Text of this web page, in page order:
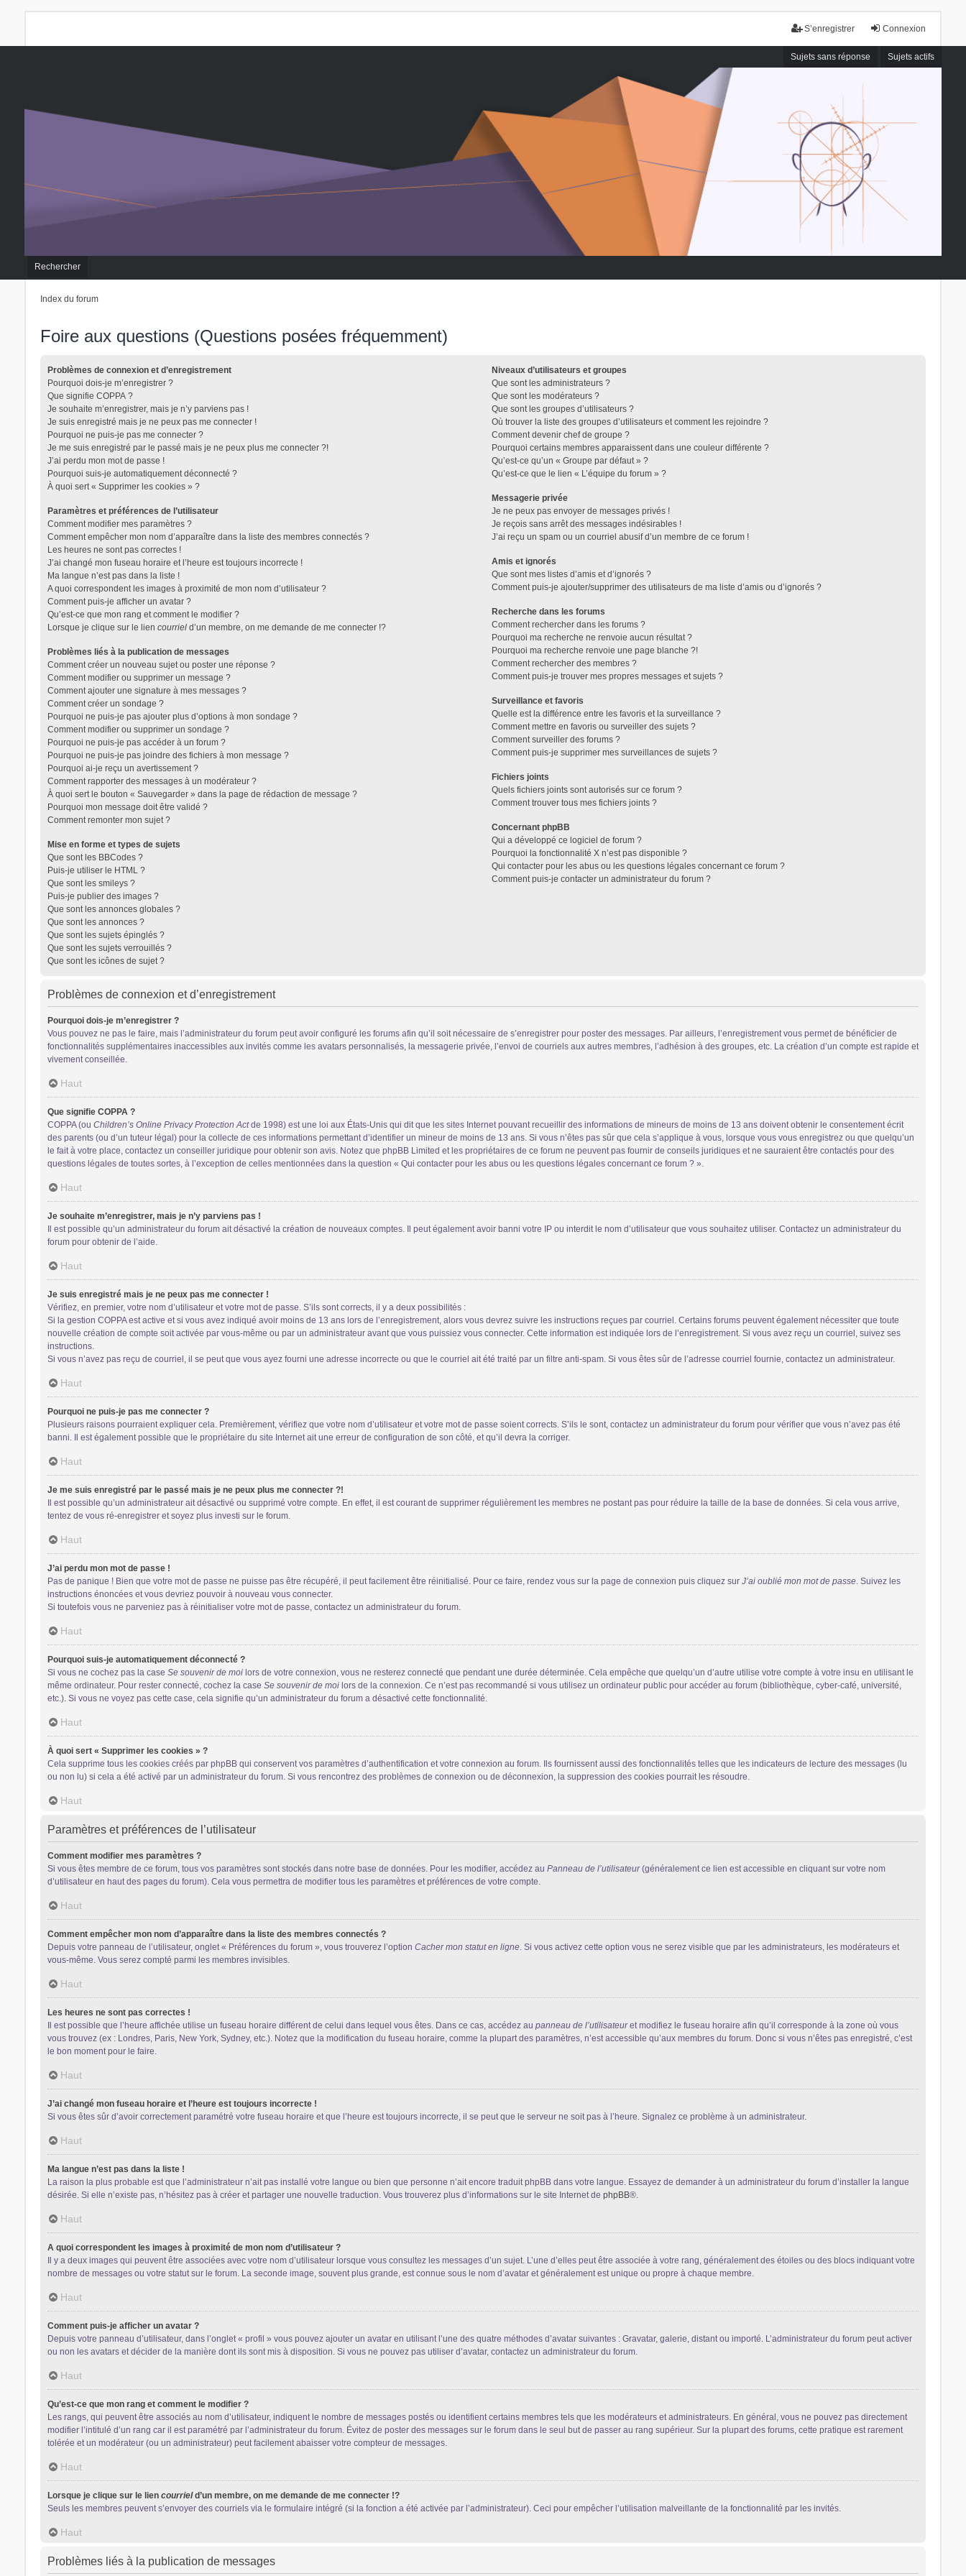
Connexion
S’enregistrer
Sujets sans réponse Sujets actifs
Trans District
Forum d'information sur les transidentités masculines FtM/FtX/Ft*
Rechercher
Index du forum
Foire aux questions (Questions posées fréquemment)
Problèmes de connexion et d’enregistrement
Pourquoi dois-je m’enregistrer ?
Que signifie COPPA ?
Je souhaite m’enregistrer, mais je n’y parviens pas !
Je suis enregistré mais je ne peux pas me connecter !
Pourquoi ne puis-je pas me connecter ?
Je me suis enregistré par le passé mais je ne peux plus me connecter ?!
J’ai perdu mon mot de passe !
Pourquoi suis-je automatiquement déconnecté ?
À quoi sert « Supprimer les cookies » ?
Paramètres et préférences de l’utilisateur
Comment modifier mes paramètres ?
Comment empêcher mon nom d’apparaître dans la liste des membres connectés ?
Les heures ne sont pas correctes !
J’ai changé mon fuseau horaire et l’heure est toujours incorrecte !
Ma langue n’est pas dans la liste !
A quoi correspondent les images à proximité de mon nom d’utilisateur ?
Comment puis-je afficher un avatar ?
Qu’est-ce que mon rang et comment le modifier ?
Lorsque je clique sur le lien courrield’un membre, on me demande de me connecter !?
Problèmes liés à la publication de messages
Comment créer un nouveau sujet ou poster une réponse ?
Comment modifier ou supprimer un message ?
Comment ajouter une signature à mes messages ?
Comment créer un sondage ?
Pourquoi ne puis-je pas ajouter plus d’options à mon sondage ?
Comment modifier ou supprimer un sondage ?
Pourquoi ne puis-je pas accéder à un forum ?
Pourquoi ne puis-je pas joindre des fichiers à mon message ?
Pourquoi ai-je reçu un avertissement ?
Comment rapporter des messages à un modérateur ?
À quoi sert le bouton « Sauvegarder » dans la page de rédaction de message ?
Pourquoi mon message doit être validé ?
Comment remonter mon sujet ?
Mise en forme et types de sujets
Que sont les BBCodes ?
Puis-je utiliser le HTML ?
Que sont les smileys ?
Puis-je publier des images ?
Que sont les annonces globales ?
Que sont les annonces ?
Que sont les sujets épinglés ?
Que sont les sujets verrouillés ?
Que sont les icônes de sujet ?
Niveaux d’utilisateurs et groupes
Que sont les administrateurs ?
Que sont les modérateurs ?
Que sont les groupes d’utilisateurs ?
Où trouver la liste des groupes d’utilisateurs et comment les rejoindre ?
Comment devenir chef de groupe ?
Pourquoi certains membres apparaissent dans une couleur différente ?
Qu’est-ce qu’un « Groupe par défaut » ?
Qu’est-ce que le lien « L’équipe du forum » ?
Messagerie privée
Je ne peux pas envoyer de messages privés !
Je reçois sans arrêt des messages indésirables !
J’ai reçu un spam ou un courriel abusif d’un membre de ce forum !
Amis et ignorés
Que sont mes listes d’amis et d’ignorés ?
Comment puis-je ajouter/supprimer des utilisateurs de ma liste d’amis ou d’ignorés ?
Recherche dans les forums
Comment rechercher dans les forums ?
Pourquoi ma recherche ne renvoie aucun résultat ?
Pourquoi ma recherche renvoie une page blanche ?!
Comment rechercher des membres ?
Comment puis-je trouver mes propres messages et sujets ?
Surveillance et favoris
Quelle est la différence entre les favoris et la surveillance ?
Comment mettre en favoris ou surveiller des sujets ?
Comment surveiller des forums ?
Comment puis-je supprimer mes surveillances de sujets ?
Fichiers joints
Quels fichiers joints sont autorisés sur ce forum ?
Comment trouver tous mes fichiers joints ?
Concernant phpBB
Qui a développé ce logiciel de forum ?
Pourquoi la fonctionnalité X n’est pas disponible ?
Qui contacter pour les abus ou les questions légales concernant ce forum ?
Comment puis-je contacter un administrateur du forum ?
Problèmes de connexion et d’enregistrement
Pourquoi dois-je m’enregistrer ?
Vous pouvez ne pas le faire, mais l’administrateur du forum peut avoir configuré les forums afin qu’il soit nécessaire de s’enregistrer pour poster des messages. Par ailleurs, l’enregistrement vous permet de bénéficier de
fonctionnalités supplémentaires inaccessibles aux invités comme les avatars personnalisés, la messagerie privée, l’envoi de courriels aux autres membres, l’adhésion à des groupes, etc. La création d’un compte est rapide et
vivement conseillée.
Haut
Que signifie COPPA ?
COPPA (ou Children’s Online Privacy Protection Actde 1998) est une loi aux États-Unis qui dit que les sites Internet pouvant recueillir des informations de mineurs de moins de 13 ans doivent obtenir le consentement écrit
des parents (ou d’un tuteur légal) pour la collecte de ces informations permettant d’identifier un mineur de moins de 13 ans. Si vous n’êtes pas sûr que cela s’applique à vous, lorsque vous vous enregistrez ou que quelqu’un
le fait à votre place, contactez un conseiller juridique pour obtenir son avis. Notez que phpBB Limited et les propriétaires de ce forum ne peuvent pas fournir de conseils juridiques et ne sauraient être contactés pour des
questions légales de toutes sortes, à l’exception de celles mentionnées dans la question « Qui contacter pour les abus ou les questions légales concernant ce forum ? ».
Haut
Je souhaite m’enregistrer, mais je n’y parviens pas !
Il est possible qu’un administrateur du forum ait désactivé la création de nouveaux comptes. Il peut également avoir banni votre IP ou interdit le nom d’utilisateur que vous souhaitez utiliser. Contactez un administrateur du
forum pour obtenir de l’aide.
Haut
Je suis enregistré mais je ne peux pas me connecter !
Vérifiez, en premier, votre nom d’utilisateur et votre mot de passe. S’ils sont corrects, il y a deux possibilités :
Si la gestion COPPA est active et si vous avez indiqué avoir moins de 13 ans lors de l’enregistrement, alors vous devrez suivre les instructions reçues par courriel. Certains forums peuvent également nécessiter que toute
nouvelle création de compte soit activée par vous-même ou par un administrateur avant que vous puissiez vous connecter. Cette information est indiquée lors de l’enregistrement. Si vous avez reçu un courriel, suivez ses
instructions.
Si vous n’avez pas reçu de courriel, il se peut que vous ayez fourni une adresse incorrecte ou que le courriel ait été traité par un filtre anti-spam. Si vous êtes sûr de l’adresse courriel fournie, contactez un administrateur.
Haut
Pourquoi ne puis-je pas me connecter ?
Plusieurs raisons pourraient expliquer cela. Premièrement, vérifiez que votre nom d’utilisateur et votre mot de passe soient corrects. S’ils le sont, contactez un administrateur du forum pour vérifier que vous n’avez pas été
banni. Il est également possible que le propriétaire du site Internet ait une erreur de configuration de son côté, et qu’il devra la corriger.
Haut
Je me suis enregistré par le passé mais je ne peux plus me connecter ?!
Il est possible qu’un administrateur ait désactivé ou supprimé votre compte. En effet, il est courant de supprimer régulièrement les membres ne postant pas pour réduire la taille de la base de données. Si cela vous arrive,
tentez de vous ré-enregistrer et soyez plus investi sur le forum.
Haut
J’ai perdu mon mot de passe !
Pas de panique ! Bien que votre mot de passe ne puisse pas être récupéré, il peut facilement être réinitialisé. Pour ce faire, rendez vous sur la page de connexion puis cliquez sur J’ai oublié mon mot de passe. Suivez les
instructions énoncées et vous devriez pouvoir à nouveau vous connecter.
Si toutefois vous ne parveniez pas à réinitialiser votre mot de passe, contactez un administrateur du forum.
Haut
Pourquoi suis-je automatiquement déconnecté ?
Si vous ne cochez pas la case Se souvenir de moilors de votre connexion, vous ne resterez connecté que pendant une durée déterminée. Cela empêche que quelqu’un d’autre utilise votre compte à votre insu en utilisant le
même ordinateur. Pour rester connecté, cochez la case Se souvenir de moilors de la connexion. Ce n’est pas recommandé si vous utilisez un ordinateur public pour accéder au forum (bibliothèque, cyber-café, université,
etc.). Si vous ne voyez pas cette case, cela signifie qu’un administrateur du forum a désactivé cette fonctionnalité.
Haut
À quoi sert « Supprimer les cookies » ?
Cela supprime tous les cookies créés par phpBB qui conservent vos paramètres d’authentification et votre connexion au forum. Ils fournissent aussi des fonctionnalités telles que les indicateurs de lecture des messages (lu
ou non lu) si cela a été activé par un administrateur du forum. Si vous rencontrez des problèmes de connexion ou de déconnexion, la suppression des cookies pourrait les résoudre.
Haut
Paramètres et préférences de l’utilisateur
Comment modifier mes paramètres ?
Si vous êtes membre de ce forum, tous vos paramètres sont stockés dans notre base de données. Pour les modifier, accédez au Panneau de l’utilisateur(généralement ce lien est accessible en cliquant sur votre nom
d’utilisateur en haut des pages du forum). Cela vous permettra de modifier tous les paramètres et préférences de votre compte.
Haut
Comment empêcher mon nom d’apparaître dans la liste des membres connectés ?
Depuis votre panneau de l’utilisateur, onglet « Préférences du forum », vous trouverez l’option Cacher mon statut en ligne. Si vous activez cette option vous ne serez visible que par les administrateurs, les modérateurs et
vous-même. Vous serez compté parmi les membres invisibles.
Haut
Les heures ne sont pas correctes !
Il est possible que l’heure affichée utilise un fuseau horaire différent de celui dans lequel vous êtes. Dans ce cas, accédez au panneau de l’utilisateuret modifiez le fuseau horaire afin qu’il corresponde à la zone où vous
vous trouvez (ex : Londres, Paris, New York, Sydney, etc.). Notez que la modification du fuseau horaire, comme la plupart des paramètres, n’est accessible qu’aux membres du forum. Donc si vous n’êtes pas enregistré, c’est
le bon moment pour le faire.
Haut
J’ai changé mon fuseau horaire et l’heure est toujours incorrecte !
Si vous êtes sûr d’avoir correctement paramétré votre fuseau horaire et que l’heure est toujours incorrecte, il se peut que le serveur ne soit pas à l’heure. Signalez ce problème à un administrateur.
Haut
Ma langue n’est pas dans la liste !
La raison la plus probable est que l’administrateur n’ait pas installé votre langue ou bien que personne n’ait encore traduit phpBB dans votre langue. Essayez de demander à un administrateur du forum d’installer la langue
désirée. Si elle n’existe pas, n’hésitez pas à créer et partager une nouvelle traduction. Vous trouverez plus d’informations sur le site Internet de phpBB®.
Haut
A quoi correspondent les images à proximité de mon nom d’utilisateur ?
Il y a deux images qui peuvent être associées avec votre nom d’utilisateur lorsque vous consultez les messages d’un sujet. L’une d’elles peut être associée à votre rang, généralement des étoiles ou des blocs indiquant votre
nombre de messages ou votre statut sur le forum. La seconde image, souvent plus grande, est connue sous le nom d’avatar et généralement est unique ou propre à chaque membre.
Haut
Comment puis-je afficher un avatar ?
Depuis votre panneau d’utilisateur, dans l’onglet « profil » vous pouvez ajouter un avatar en utilisant l’une des quatre méthodes d’avatar suivantes : Gravatar, galerie, distant ou importé. L’administrateur du forum peut activer
ou non les avatars et décider de la manière dont ils sont mis à disposition. Si vous ne pouvez pas utiliser d’avatar, contactez un administrateur du forum.
Haut
Qu’est-ce que mon rang et comment le modifier ?
Les rangs, qui peuvent être associés au nom d’utilisateur, indiquent le nombre de messages postés ou identifient certains membres tels que les modérateurs et administrateurs. En général, vous ne pouvez pas directement
modifier l’intitulé d’un rang car il est paramétré par l’administrateur du forum. Évitez de poster des messages sur le forum dans le seul but de passer au rang supérieur. Sur la plupart des forums, cette pratique est rarement
tolérée et un modérateur (ou un administrateur) peut facilement abaisser votre compteur de messages.
Haut
Lorsque je clique sur le lien courrield’un membre, on me demande de me connecter !?
Seuls les membres peuvent s’envoyer des courriels via le formulaire intégré (si la fonction a été activée par l’administrateur). Ceci pour empêcher l’utilisation malveillante de la fonctionnalité par les invités.
Haut
Problèmes liés à la publication de messages